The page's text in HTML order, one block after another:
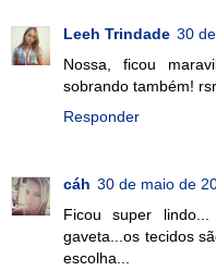
Leeh Trindade 30
Nossa, ficou
sobrando também!
Responder
cáh 30 de maio de
Ficou super
gaveta...os tecidos
escolha...